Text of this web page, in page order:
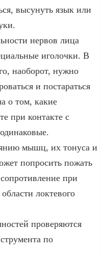
высунуть язык или
нервов лица
иголочки. В
наоборот, нужно
и постараться
о том, какие
при контакте с
мышц, их тонуса и
попросить пожать
при
локтевого
проверяются
по